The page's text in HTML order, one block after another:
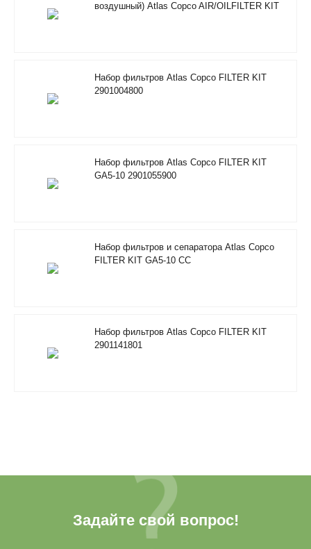
воздушный) Atlas Copco AIR/OILFILTER KIT
Набор фильтров Atlas Copco FILTER KIT
2901004800
Набор фильтров Atlas Copco FILTER KIT
GA5-10 2901055900
Набор фильтров и сепаратора Atlas Copco
FILTER KIT GA5-10 CC
Набор фильтров Atlas Copco FILTER KIT
2901141801
Задайте свой вопрос!